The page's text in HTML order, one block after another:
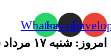
Instagram
Whatsapp
امروز: شنبه ۱۷ مرداد ۱۴۰۵